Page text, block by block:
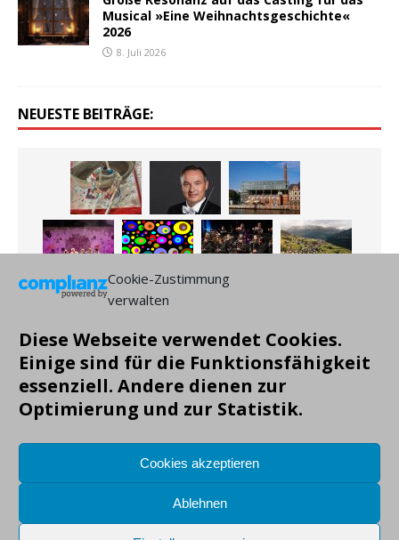
Cookie-Zustimmung
verwalten
Diese Webseite verwendet Cookies.
Einige sind für die Funktionsfähigkeit
essenziell. Andere dienen zur
Optimierung und zur Statistik.
Cookies akzeptieren
Ablehnen
Musical »Eine Weihnachtsgeschichte«
2026
8. Juli 2026
NEUESTE BEITRÄGE: